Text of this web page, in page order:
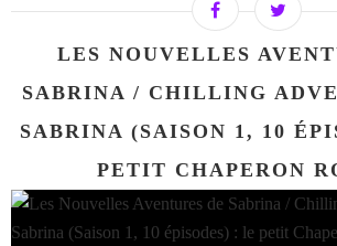
LES NOUVELLES
SABRINA / CHILLING
SABRINA (SAISON 1, 10
PETIT CHAPERON